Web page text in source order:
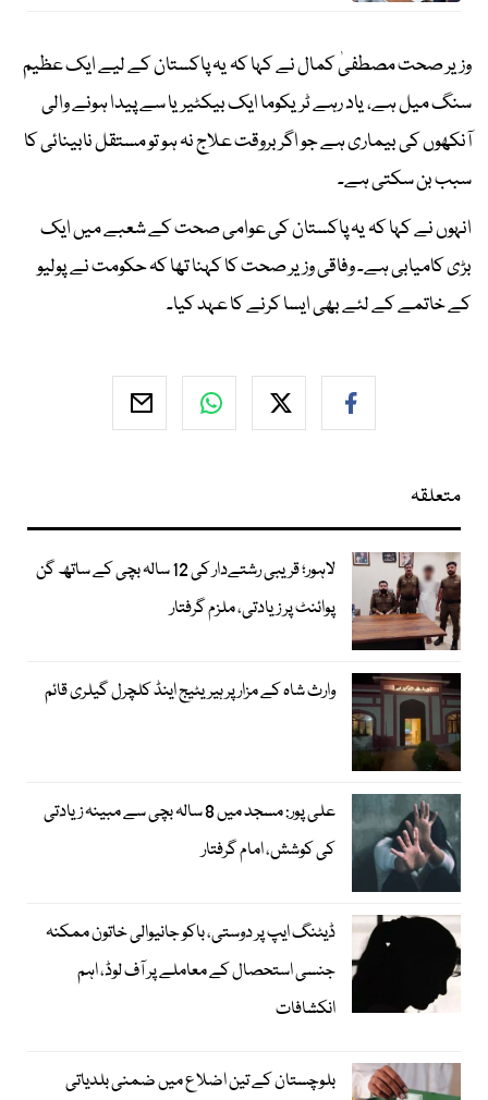
وزیر صحت مصطفیٰ کمال نے کہا کہ یہ پاکستان کے لیے ایک عظیم
سنگ میل ہے، یاد رہے ٹریکوما ایک بیکٹیریا سے پیدا ہونے والی
آنکھوں کی بیماری ہے جو اگر بروقت علاج نہ ہو تو مستقل نابینائی کا
سبب بن سکتی ہے۔
انہوں نے کہا کہ یہ پاکستان کی عوامی صحت کے شعبے میں ایک
بڑی کامیابی ہے۔ وفاقی وزیر صحت کا کہنا تھا کہ حکومت نے پولیو
کے خاتمے کے لئے بھی ایسا کرنے کا عہد کیا۔
متعلقہ
لاہور؛ قریبی رشتےدار کی 12 سالہ بچی کے ساتھ گن
پوائنٹ پر زیادتی، ملزم گرفتار
وارث شاہ کے مزار پر ہیریٹیج اینڈ کلچرل گیلری قائم
علی پور: مسجد میں 8 سالہ بچی سے مبینہ زیادتی
کی کوشش، امام گرفتار
ڈیٹنگ ایپ پر دوستی، باکو جانیوالی خاتون ممکنہ
جنسی استحصال کے معاملے پر آف لوڈ، اہم
انکشافات
بلوچستان کے تین اضلاع میں ضمنی بلدیاتی